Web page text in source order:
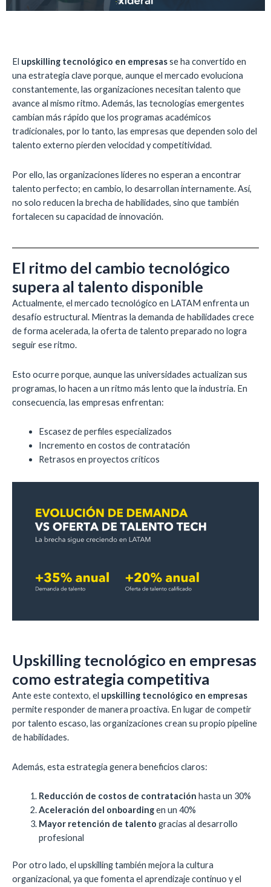
El upskilling tecnológico en empresasse ha convertido en
una estrategia clave porque, aunque el mercado evoluciona
constantemente, las organizaciones necesitan talento que
avance al mismo ritmo. Además, las tecnologías emergentes
cambian más rápido que los programas académicos
tradicionales, por lo tanto, las empresas que dependen solo del
talento externo pierden velocidad y competitividad.
Por ello, las organizaciones líderes no esperan a encontrar
talento perfecto; en cambio, lo desarrollan internamente. Así,
no solo reducen la brecha de habilidades, sino que también
fortalecen su capacidad de innovación.
El ritmo del cambio tecnológico
supera al talento disponible
Actualmente, el mercado tecnológico en LATAM enfrenta un
desafío estructural. Mientras la demanda de habilidades crece
de forma acelerada, la oferta de talento preparado no logra
seguir ese ritmo.
Esto ocurre porque, aunque las universidades actualizan sus
programas, lo hacen a un ritmo más lento que la industria. En
consecuencia, las empresas enfrentan:
Escasez de perfiles especializados
Incremento en costos de contratación
Retrasos en proyectos críticos
Upskilling tecnológico en empresas
como estrategia competitiva
Ante este contexto, el upskilling tecnológico en empresas
permite responder de manera proactiva. En lugar de competir
por talento escaso, las organizaciones crean su propio pipeline
de habilidades.
Además, esta estrategia genera beneficios claros:
Reducción de costos de contratación hasta un 30%
Aceleración del onboardingen un 40%
Mayor retención de talento gracias al desarrollo
profesional
Por otro lado, el upskilling también mejora la cultura
organizacional, ya que fomenta el aprendizaje continuo y el